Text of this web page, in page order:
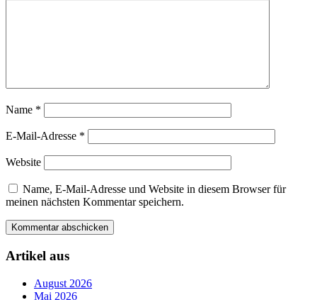
Name *
E-Mail-Adresse *
Website
Name, E-Mail-Adresse und Website in diesem Browser für
meinen nächsten Kommentar speichern.
Artikel aus
August 2026
Mai 2026